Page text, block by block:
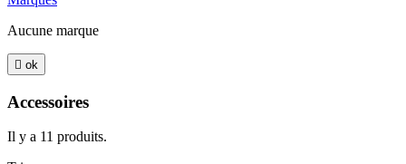
Aucune marque
 ok
Accessoires
Il y a 11 produits.